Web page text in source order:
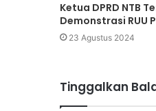
Ketua DPRD NTB
Demonstrasi RUU
23 Agustus 2024
Tinggalkan